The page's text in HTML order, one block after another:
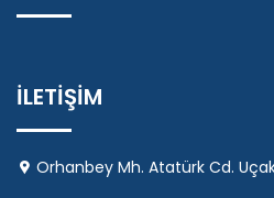
İLETİŞİM
Orhanbey Mh. Atatürk Cd.